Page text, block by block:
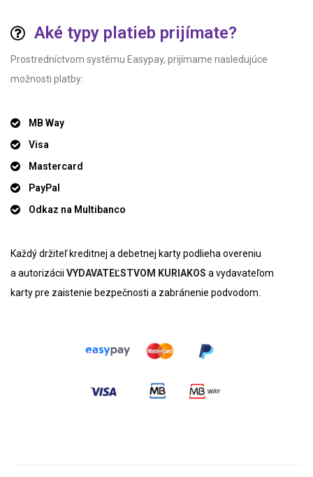
Aké typy platieb prijímate?
Prostredníctvom systému Easypay, prijímame nasledujúce
možnosti platby:
MB Way
Visa
Mastercard
PayPal
Odkaz na Multibanco
Každý držiteľ kreditnej a debetnej karty podlieha overeniu
a autorizácii VYDAVATEĽSTVOM KURIAKOS a vydavateľom
karty pre zaistenie bezpečnosti a zabránenie podvodom.